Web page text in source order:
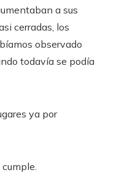
a sus
cerradas, los
observado
todavía se podía
ya por